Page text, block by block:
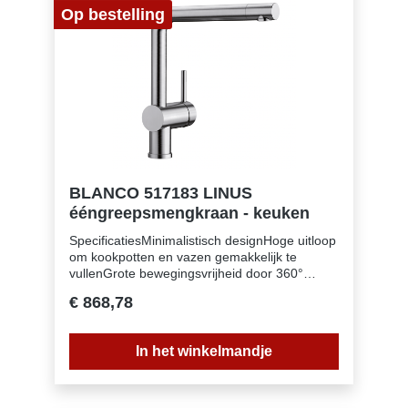
roestvrij stalen spoeltafels∗ LGA Certificaat∗
DVGW Certificaat
Op bestelling
BLANCO 517183 LINUS
ééngreepsmengkraan - keuken
SpecificatiesMinimalistisch designHoge uitloop
om kookpotten en vazen gemakkelijk te
vullenGrote bewegingsvrijheid door 360°
Uitloop 360° draaibaar∗ Kraangat van Ø 35
mm lang en met ⅜'' moer voor eenvoudige
montage∗ Gepatenteerde
straalbreker/sproeier voor verminderde
€ 868,78
In het winkelmandje